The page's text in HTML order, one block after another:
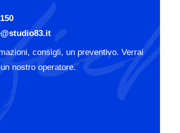
consigli, un preventivo. Verrai
nostro operatore.